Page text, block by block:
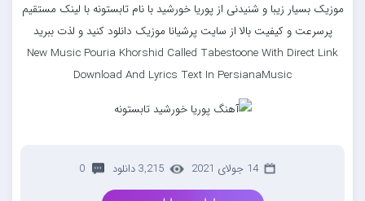
موزیک بسیار زیبا و شنیدنی از پوریا خورشید با نام تابستونه با لینک مستقیم
پرسرعت و کیفیت بالا از سایت پرشیانا موزیک دانلود کنید و لذت ببرید
New Music Pouria Khorshid Called Tabestoone With Direct Link
Download And Lyrics Text In PersianaMusic
14 جولای 2021 3,215 دانلود 0